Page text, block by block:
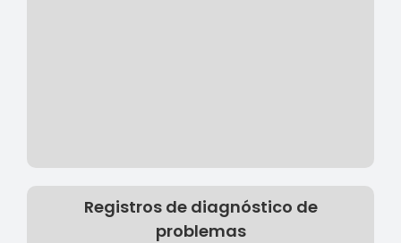
Registros de diagnóstico de
problemas